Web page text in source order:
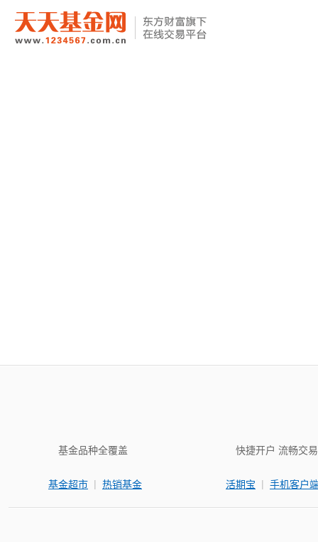
基金品种全覆盖
基金超市 | 热销基金
快捷开户 流畅交易
活期宝 | 手机客户